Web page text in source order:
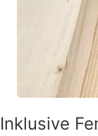
Inklusive